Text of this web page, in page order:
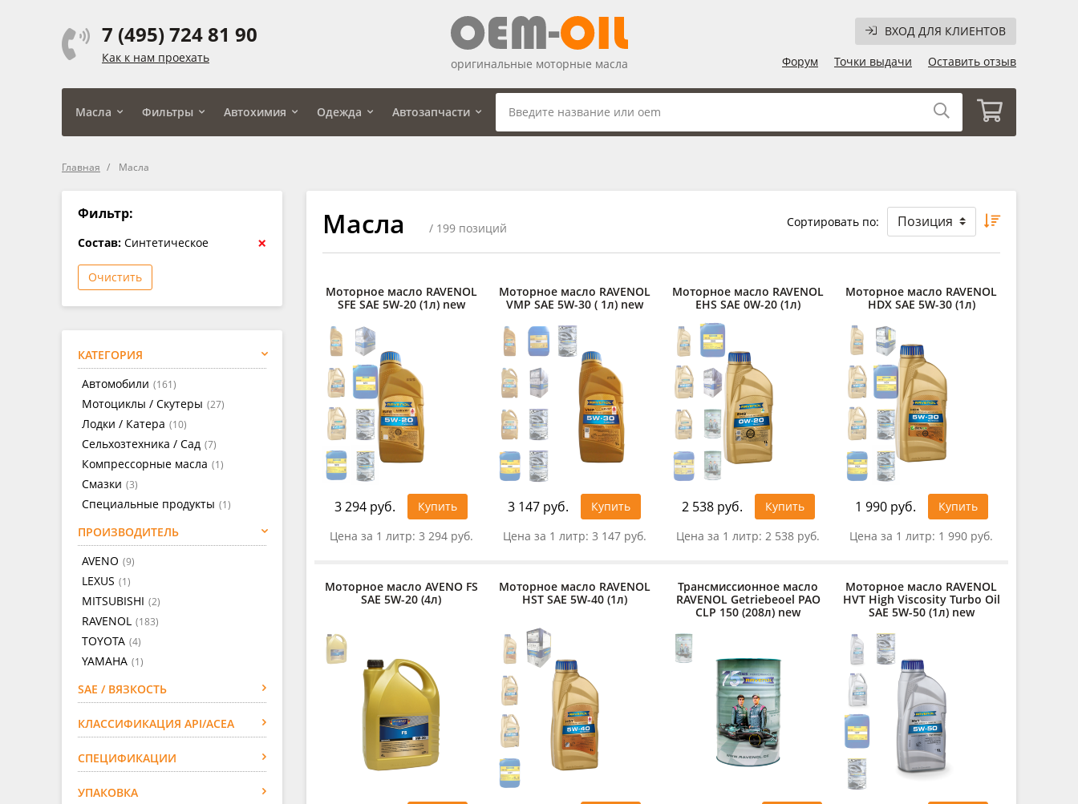
7 (495) 724 81 90
Как к нам проехать
ВХОД ДЛЯ КЛИЕНТОВ
Форум
Точки выдачи Оставить отзыв
оригинальные моторные масла
Масла Фильтры Автохимия Одежда Автозапчасти
Главная Масла
Фильтр:
Состав: Синтетическое ×
Очистить
КАТЕГОРИЯ
Автомобили (161)
Мотоциклы / Скутеры (27)
Лодки / Катера (10)
Сельхозтехника / Сад (7)
Компрессорные масла (1)
Смазки (3)
Специальные продукты (1)
ПРОИЗВОДИТЕЛЬ
AVENO (9)
LEXUS (1)
MITSUBISHI (2)
RAVENOL (183)
TOYOTA (4)
YAMAHA (1)
SAE / ВЯЗКОСТЬ
КЛАССИФИКАЦИЯ API/ACEA
СПЕЦИФИКАЦИИ
УПАКОВКА
Масла / 199 позиций Сортировать по:
Моторное масло RAVENOL
SFE SAE 5W-20 (1л) new
3 294 руб.
Купить
Цена за 1 литр: 3 294 руб.
Моторное масло RAVENOL
VMP SAE 5W-30 ( 1л) new
3 147 руб.
Купить
Цена за 1 литр: 3 147 руб.
Моторное масло RAVENOL
EHS SAE 0W-20 (1л)
2 538 руб.
Купить
Цена за 1 литр: 2 538 руб.
Моторное масло RAVENOL
HDX SAE 5W-30 (1л)
1 990 руб.
Купить
Цена за 1 литр: 1 990 руб.
Моторное масло AVENO FS
SAE 5W-20 (4л)
Моторное масло RAVENOL
HST SAE 5W-40 (1л)
Трансмиссионное масло
RAVENOL Getriebeoel PAO
CLP 150 (208л) new
Моторное масло RAVENOL
HVT High Viscosity Turbo Oil
SAE 5W-50 (1л) new